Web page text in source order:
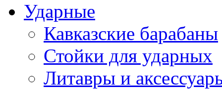
Ударные
Кавказские барабаны
Стойки для ударных
Литавры и